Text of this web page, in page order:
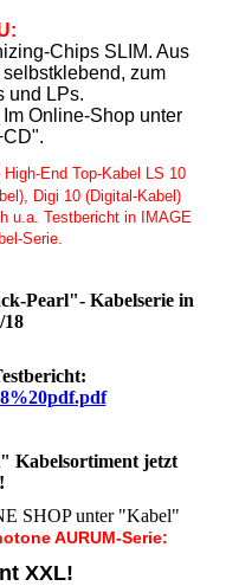
Chips SLIM. Aus
zum
und LPs.
Online-Shop unter
High-End Top-Kabel LS 10
Digi 10 (Digital-Kabel)
u.a. Testbericht in IMAGE
Serie.
Pearl"- Kabelserie in
18
Kabelsortiment jetzt
SHOP unter "Kabel"
AURUM-Serie:
XXL!